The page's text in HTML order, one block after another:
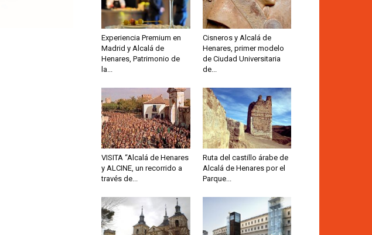
Experiencia Premium en
Madrid y Alcalá de
Henares, Patrimonio de
la...
Cisneros y Alcalá de
Henares, primer modelo
de Ciudad Universitaria
de...
VISITA “Alcalá de Henares
y ALCINE, un recorrido a
través de...
Ruta del castillo árabe de
Alcalá de Henares por el
Parque...